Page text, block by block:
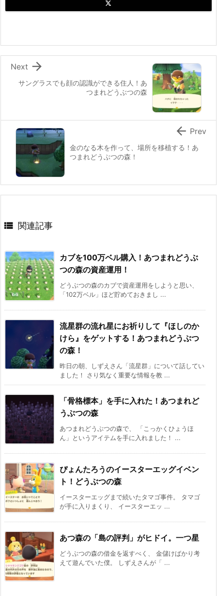
サングラスでも顔の認識ができる住人！あ
つまれどうぶつの森

Next
金のなる木を作って、場所を移植する！あ
つまれどうぶつの森！
 Prev
 関連記事
カブを100万ベル購入！あつまれどうぶ
つの森の資産運用！
どうぶつの森のカブで資産運用をしようと思い、
「102万ベル」ほど貯めておきまし ...
流星群の流れ星にお祈りして『ほしのか
けら』をゲットする！あつまれどうぶつ
の森！
昨日の朝、しずえさん「流星群」について話してい
ました！ さり気なく重要な情報を教 ...
「骨格標本」を手に入れた！あつまれど
うぶつの森
あつまれどうぶつの森で、 「こっかくひょうほ
ん」というアイテムを手に入れました！ ...
ぴょんたろうのイースターエッグイベン
ト！どうぶつの森
イースターエッグまで続いたタマゴ事件。 タマゴ
が手に入りまくり、 イースターエッ ...
あつ森の「島の評判」がヒドイ。一つ星
どうぶつの森の借金を返すべく、 金儲けばかり考
えて遊んでいた僕。 しずえさんが「 ...